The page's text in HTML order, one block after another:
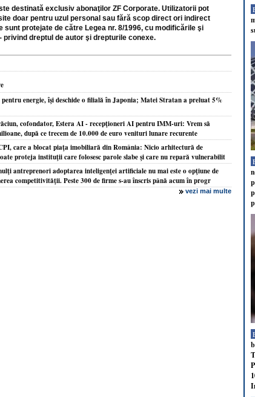
destinată exclusiv abonaţilor ZF Corporate. Utilizatorii pot
doar pentru uzul personal sau fără scop direct ori indirect
sunt protejate de către Legea nr. 8/1996, cu modificările şi
privind dreptul de autor şi drepturile conexe.
energie, îşi deschide o filială în Japonia; Matei Stratan a preluat 5%
cofondator, Estera AI - recepţioneri AI pentru IMM-uri: Vrem să
după ce trecem de 10.000 de euro venituri lunare recurente
care a blocat piaţa imobiliară din România: Nicio arhitectură de
proteja instituţii care folosesc parole slabe şi care nu repară vulnerabilit
antreprenori adoptarea inteligenţei artificiale nu mai este o opţiune de
competitivităţii. Peste 300 de firme s-au înscris până acum în progr
vezi mai multe